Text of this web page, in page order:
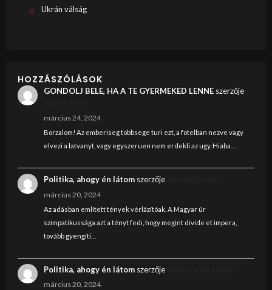
Ukrán válság
HOZZÁSZÓLÁSOK
GONDOLJ BELE, HA A TE GYERMEKED LENNEszerzője
március 24, 2024
Borzalom! Az emberiseg tobbsege turi ezt, a fotelban nezve vagy
elvezi a latvanyt, vagy egyszeruen nem erdekli az ugy. Hiaba…
Politika, ahogy én látomszerzője
március 20, 2024
Az adásban említett tények vérlázítóak. A Magyar úr
szimpatikussága azt a tényt fedi, hogy megint divide et impera,
tovább gyengíti…
Politika, ahogy én látomszerzője
március 20, 2024